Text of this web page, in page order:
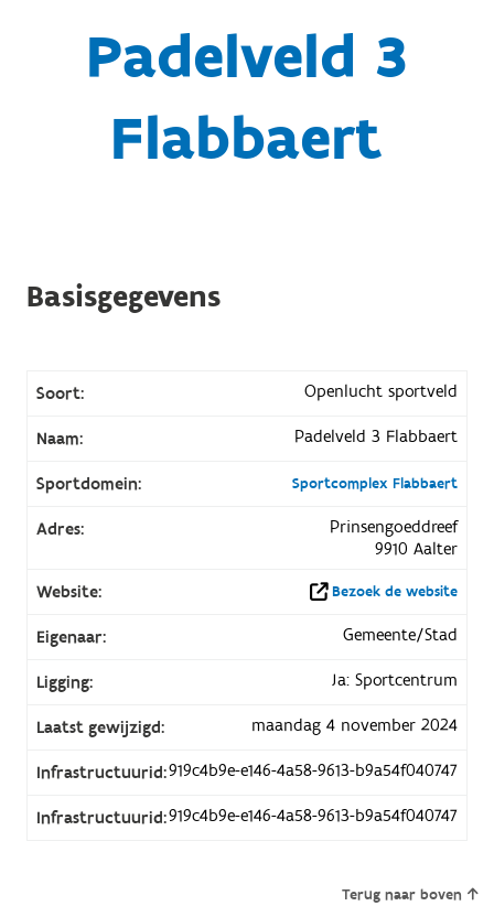
Padelveld 3
Flabbaert
Basisgegevens
Soort: Openlucht sportveld
Naam: Padelveld 3 Flabbaert
Sportdomein: Sportcomplex Flabbaert
Adres:
Prinsengoeddreef
9910 Aalter
Website:
Bezoek de website
Eigenaar: Gemeente/Stad
Ligging: Ja: Sportcentrum
Laatst gewijzigd: maandag 4 november 2024
Infrastructuurid:919c4b9e-e146-4a58-9613-b9a54f040747
Infrastructuurid:919c4b9e-e146-4a58-9613-b9a54f040747
Terug naar boven